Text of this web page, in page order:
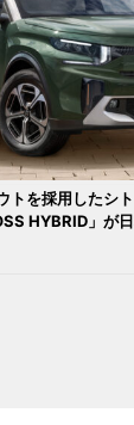
トを採用したシ
HYBRID」が